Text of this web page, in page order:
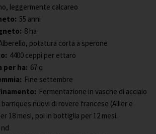
leggermente calcareo
55 anni
8 ha
potatura corta a sperone
4400 ceppi per ettaro
per ha: 67 q
Fine settembre
Fermentazione in vasche di acciaio
nuovi di rovere francese (Allier e
18 mesi, poi in bottiglia per 12 mesi.
nd